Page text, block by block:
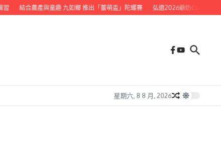
結合農產與童趣 九如鄉 推出「蕾萌盃」陀螺賽 弘道2026爺奶Color Walk健
星期六, 8 8 月, 2026